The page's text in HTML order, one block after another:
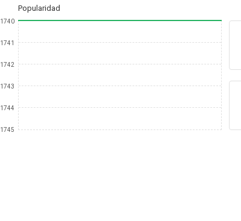
Popularidad
1740
1741
1742
1743
1744
1745